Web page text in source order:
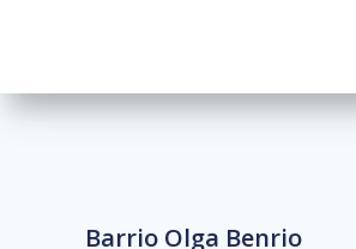
Barrio Olga Benrio